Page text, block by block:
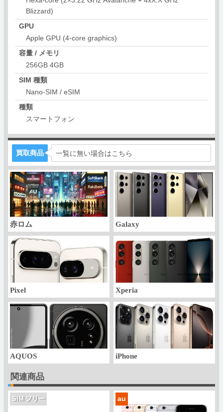
Blizzard)
GPU
Apple GPU (4-core graphics)
容量 / メモリ
256GB 4GB
SIM 種類
Nano-SIM / eSIM
種類
スマートフォン
買取商品 一覧に無い場合はこちら
赤ロム Galaxy
Pixel Xperia
AQUOS iPhone
関連商品
SIM フリー au